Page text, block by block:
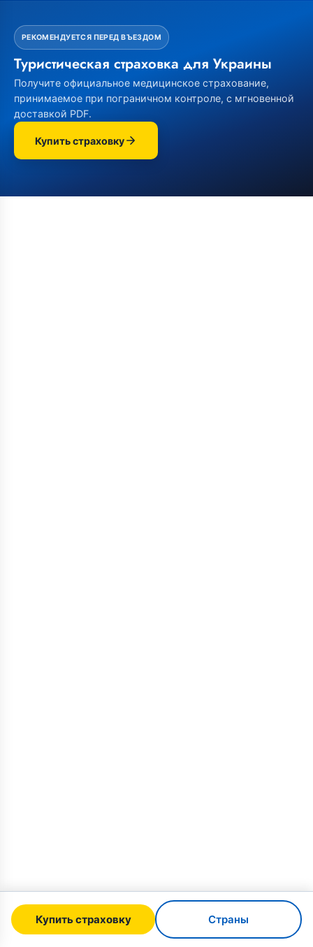
РЕКОМЕНДУЕТСЯ ПЕРЕД ВЪЕЗДОМ
Туристическая страховка для Украины
Получите официальное медицинское страхование,
принимаемое при пограничном контроле, с мгновенной
доставкой PDF.
Купить страховку
Купить страховку Страны